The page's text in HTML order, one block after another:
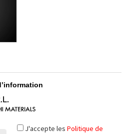
J'accepte les Politique de